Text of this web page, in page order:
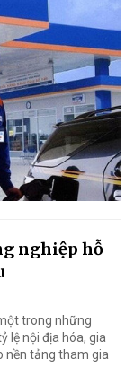
nghiệp hỗ
trong những
lệ nội địa hóa, gia
nền tảng tham gia